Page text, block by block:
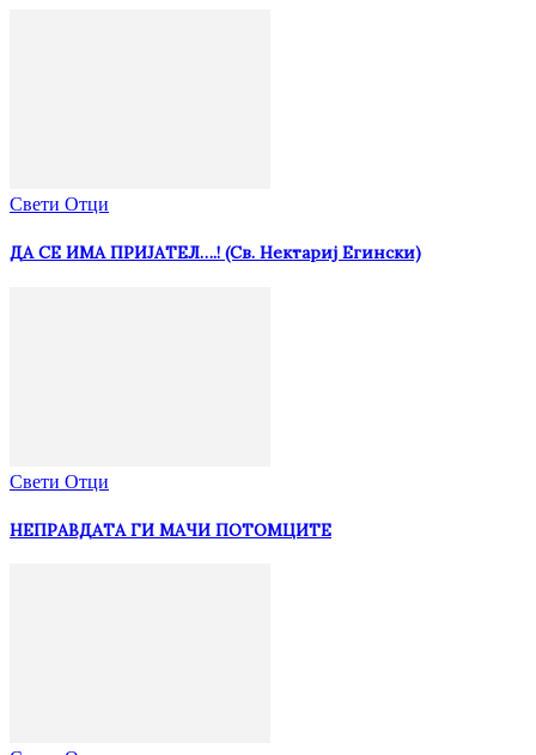
Свети Отци
ДА СЕ ИМА ПРИЈАТЕЛ….! (Св. Нектариј Егински)
Свети Отци
НЕПРАВДАТА ГИ МАЧИ ПОТОМЦИТЕ